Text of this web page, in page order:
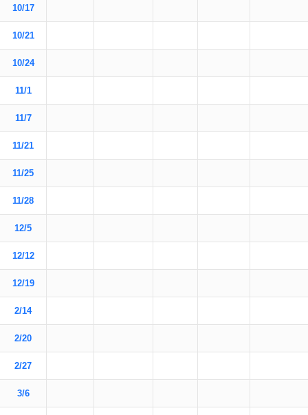
10/17
10/21
10/24
11/1
11/7
11/21
11/25
11/28
12/5
12/12
12/19
2/14
2/20
2/27
3/6